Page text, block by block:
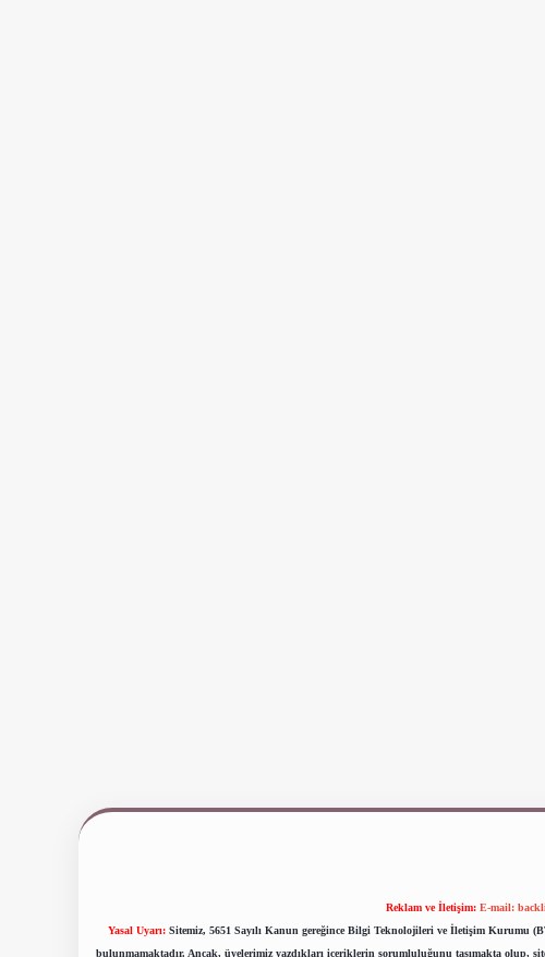
Reklam ve İletişim: E-mail:
Yasal Uyarı: Sitemiz, 5651 Sayılı Kanun gereğince Bilgi Teknolojileri ve İletişim Kurumu
bulunmamaktadır. Ancak, üyelerimiz yazdıkları içeriklerin sorumluluğunu taşımakta olup,